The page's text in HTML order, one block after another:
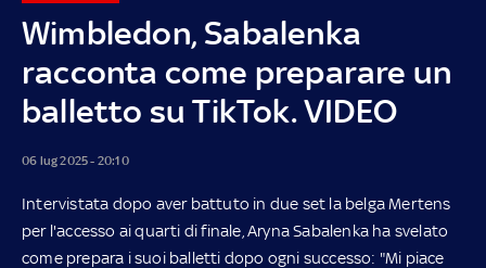
Wimbledon, Sabalenka
racconta come preparare un
balletto su TikTok. VIDEO
06 lug 2025 - 20:10
Intervistata dopo aver battuto in due set la belga Mertens
per l'accesso ai quarti di finale, Aryna Sabalenka ha svelato
come prepara i suoi balletti dopo ogni successo: "Mi piace